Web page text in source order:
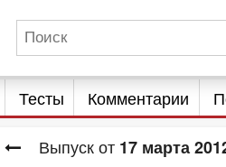
Тесты Комментарии
Выпуск от 17 марта